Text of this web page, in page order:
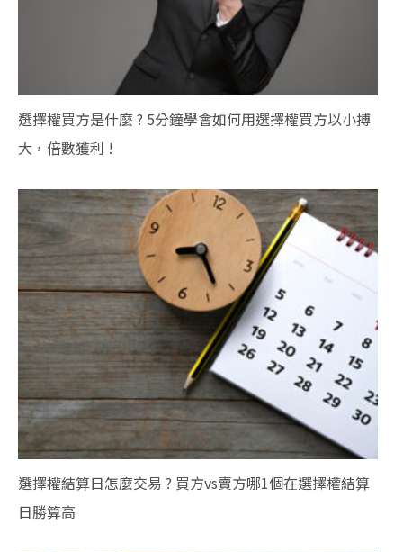
選擇權買方是什麼 ? 5分鐘學會如何用選擇權買方以小搏
大，倍數獲利 !
選擇權結算日怎麼交易 ? 買方vs賣方哪1個在選擇權結算
日勝算高